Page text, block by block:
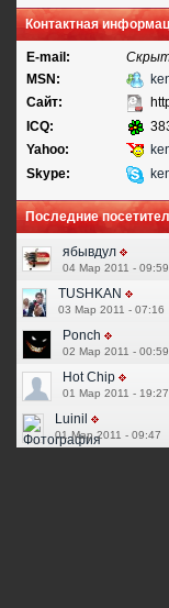
Контактная
E-mail:
MSN:
Сайт:
ICQ:
Yahoo:
Skype:
Последние
ябывдул
04 Мар 2011 - 09:59
TUSHKAN
03 Мар 2011 - 07:16
Ponch
02 Мар 2011 - 00:59
Hot Chip
01 Мар 2011 - 19:27
Luinil
01 Мар 2011 - 09:47